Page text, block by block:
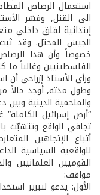
استعمال الرصاص
الى القتل, وفسّر
إبتدائية لقلق داخلي
الجيش المحتل. وقد
خصوصاً وأن هذا
الفلسطينيين وغالباً ما
ورأى الأستاذ إزراحي أن
وطول مدته, أوجد حالاً من
والملحمية الدينية وبين
“أرض إسرائيل
تجافي الواقع وتتشبّث
أتباع الإتجاهين
للواقعية السياسية
القوميين العلمانيين
مواقف:
الأول: يدعو لتبرير